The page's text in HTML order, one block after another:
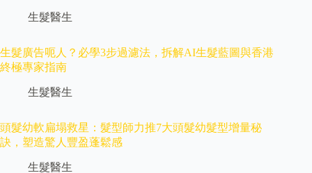
生髮醫生
生髮廣告呃人？必學3步過濾法，拆解AI生髮藍圖與香港
終極專家指南
生髮醫生
頭髮幼軟扁塌救星：髮型師力推7大頭髮幼髮型增量秘
訣，塑造驚人豐盈蓬鬆感
生髮醫生